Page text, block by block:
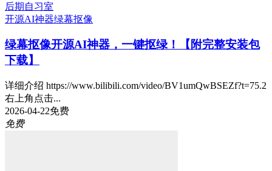
后期自习室
开源AI神器绿幕抠像
绿幕抠像开源AI神器，一键抠绿！【附完整安装包
下载】
详细介绍 https://www.bilibili.com/video/BV1umQwBSEZf?t=75.2
右上角点击...
2026-04-22免费
免费